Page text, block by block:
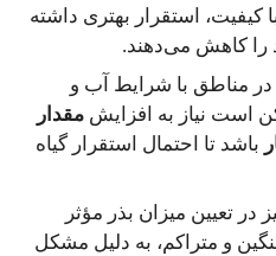
کیفیت، استقرار بهتری داشته
را کاهش می‌دهند.
در مناطق با شرایط آب و
است نیاز به افزایش مقدار
باشد تا احتمال استقرار گیاه
در تعیین میزان بذر مؤثر
و متراکم، به دلیل مشکل